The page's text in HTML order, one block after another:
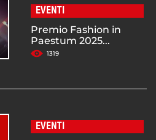
EVENTI
Premio Fashion in
Paestum 2025...
1319
EVENTI